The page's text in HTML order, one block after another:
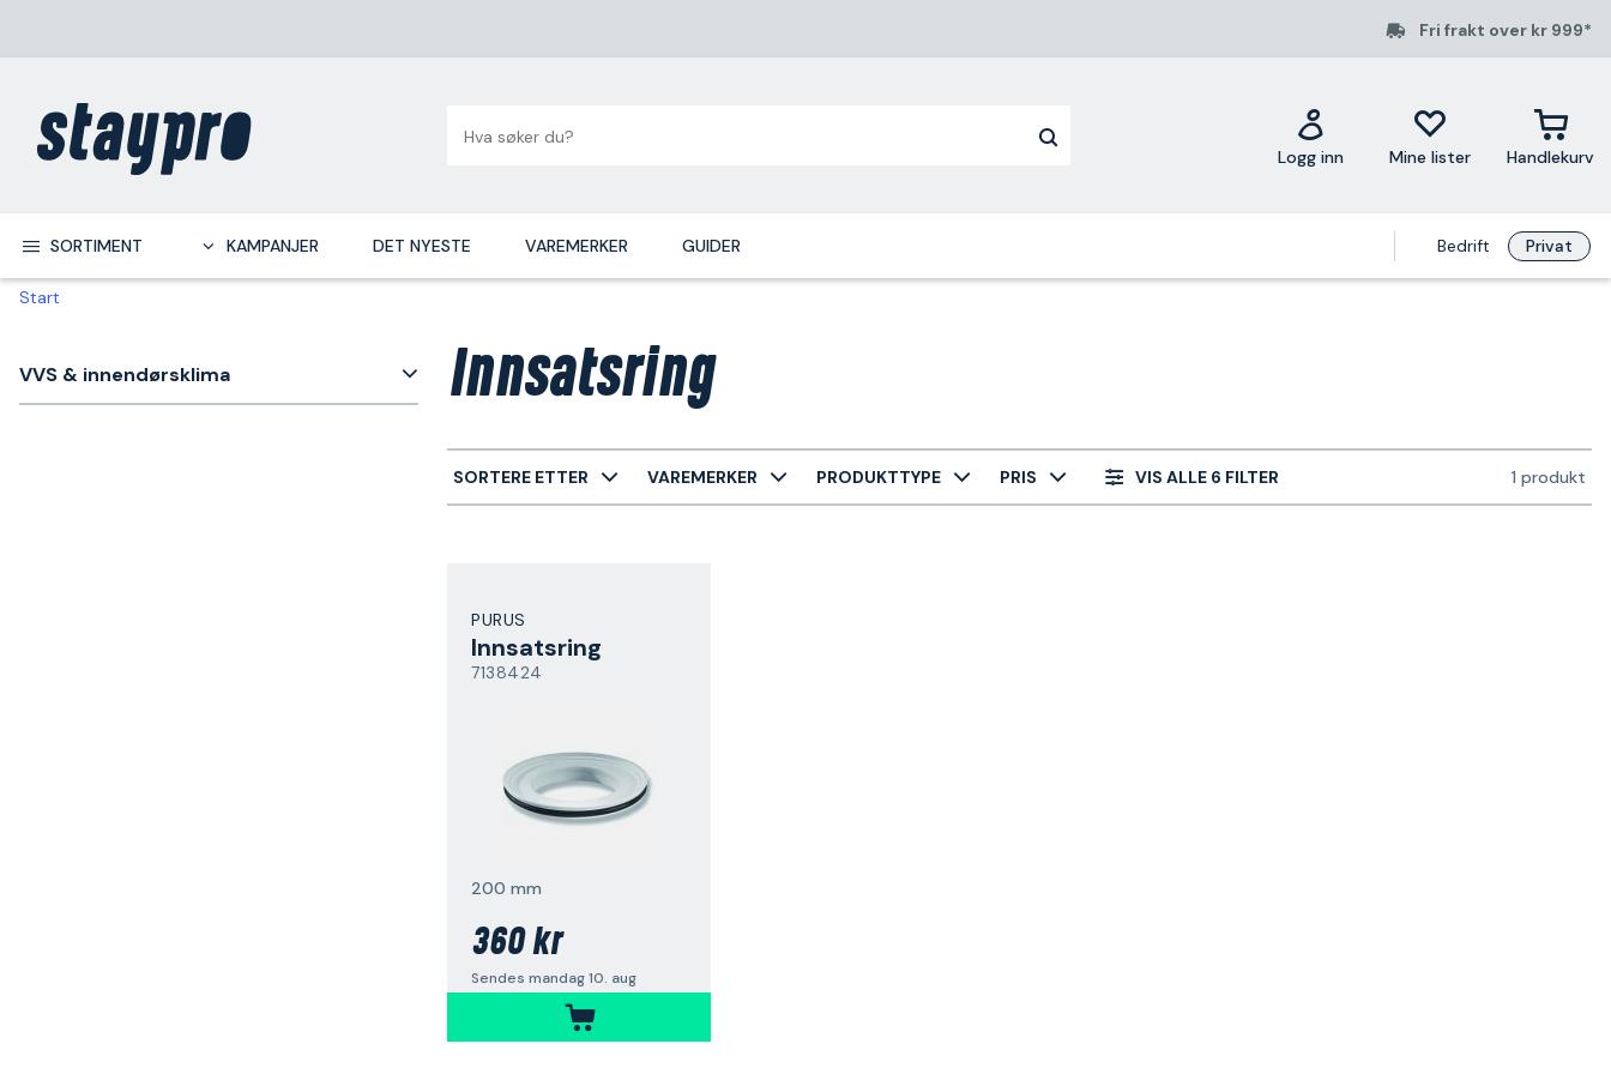
Fri frakt over kr 999*
Logg inn Mine lister Handlekurv
SORTIMENT KAMPANJER DET NYESTE VAREMERKER GUIDER Bedrift Privat
Start
VVS & innendørsklima Innsatsring
SORTERE ETTER VAREMERKER PRODUKTTYPE PRIS VIS ALLE 6 FILTER 1 produkt
PURUS
Innsatsring
7138424
200 mm
360 kr
Sendes mandag 10. aug